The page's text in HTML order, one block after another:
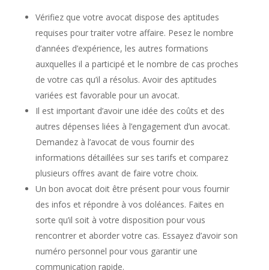
Vérifiez que votre avocat dispose des aptitudes
requises pour traiter votre affaire. Pesez le nombre
d’années d’expérience, les autres formations
auxquelles il a participé et le nombre de cas proches
de votre cas qu’il a résolus. Avoir des aptitudes
variées est favorable pour un avocat.
Il est important d’avoir une idée des coûts et des
autres dépenses liées à l’engagement d’un avocat.
Demandez à l’avocat de vous fournir des
informations détaillées sur ses tarifs et comparez
plusieurs offres avant de faire votre choix.
Un bon avocat doit être présent pour vous fournir
des infos et répondre à vos doléances. Faites en
sorte qu’il soit à votre disposition pour vous
rencontrer et aborder votre cas. Essayez d’avoir son
numéro personnel pour vous garantir une
communication rapide.